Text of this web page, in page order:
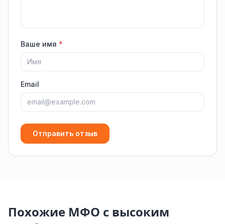
Ваше имя *
Email
Отправить отзыв
Похожие МФО с высоким